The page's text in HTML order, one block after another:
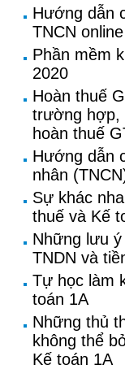
Hướng dẫn
TNCN
Phần mềm
2020
Hoàn thuế
trường hợp,
hoàn thuế
Hướng dẫn
nhân
Sự khác
thuế và Kế
Những lưu ý
TNDN và
Tự học làm
toán 1A
Những thủ
không thể
Kế toán 1A